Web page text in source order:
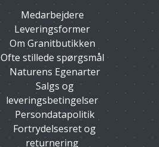
Medarbejdere
Leveringsformer
Om Granitbutikken
Ofte stillede spørgsmål
Naturens Egenarter
Salgs og
leveringsbetingelser
Persondatapolitik
Fortrydelsesret og
returnering